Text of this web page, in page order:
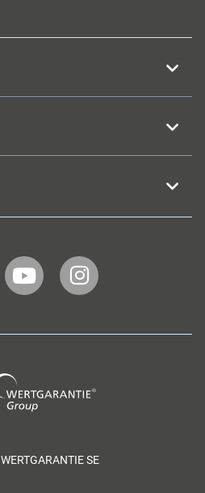
WERTGARANTIE
auf
WERTGARANTIE
auf
Group
SE